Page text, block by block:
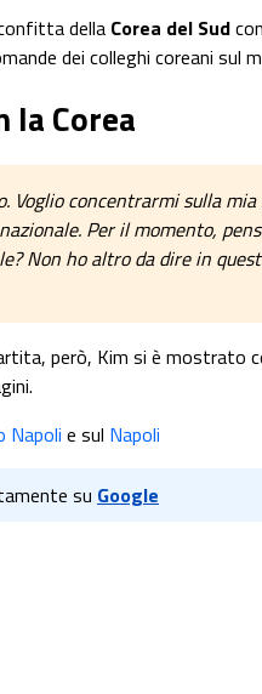
della Corea del Sud
dei colleghi coreani sul
la Corea
Voglio concentrarmi sulla mia
Per il momento,
Non ho altro da dire in
però, Kim si è mostrato
Napoli e sul Napoli
su Google